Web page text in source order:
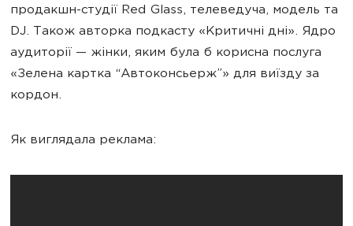
продакшн-студії Red Glass, телеведуча, модель та
DJ. Також авторка подкасту «Критичні дні». Ядро
аудиторії — жінки, яким була б корисна послуга
«Зелена картка “Автоконсьерж”» для виїзду за
кордон.
Як виглядала реклама: